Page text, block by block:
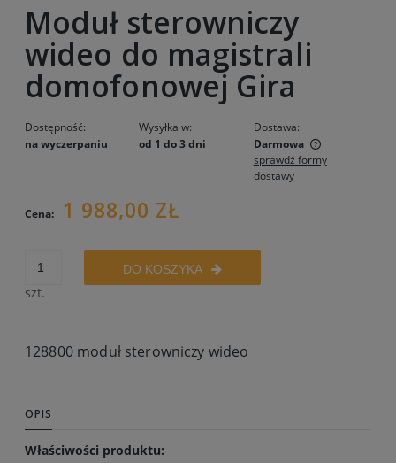
Moduł sterowniczy
wideo do magistrali
domofonowej Gira
Dostępność:
na wyczerpaniu
Wysyłka w:
od 1 do 3 dni
Dostawa:
Darmowa
Cena nie zawiera ewentualnych kosztów płatności
sprawdź formy
dostawy
Cena: 1 988,00 ZŁ
szt.
DO KOSZYKA
128800 moduł sterowniczy wideo
OPIS
Właściwości produktu: